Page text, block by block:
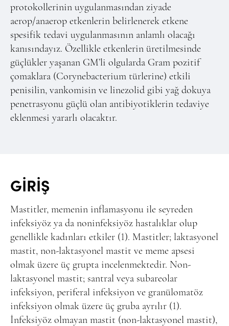
protokollerinin uygulanmasından ziyade
aerop/anaerop etkenlerin belirlenerek etkene
spesifik tedavi uygulanmasının anlamlı olacağı
kanısındayız. Özellikle etkenlerin üretilmesinde
güçlükler yaşanan GM’li olgularda Gram pozitif
çomaklara (Corynebacterium türlerine) etkili
penisilin, vankomisin ve linezolid gibi yağ dokuya
penetrasyonu güçlü olan antibiyotiklerin tedaviye
eklenmesi yararlı olacaktır.
GİRİŞ
Mastitler, memenin inflamasyonu ile seyreden
infeksiyöz ya da noninfeksiyöz hastalıklar olup
genellikle kadınları etkiler (1). Mastitler; laktasyonel
mastit, non-laktasyonel mastit ve meme apsesi
olmak üzere üç grupta incelenmektedir. Non-
laktasyonel mastit; santral veya subareolar
infeksiyon, periferal infeksiyon ve granülomatöz
infeksiyon olmak üzere üç gruba ayrılır (1).
İnfeksiyöz olmayan mastit (non-laktasyonel mastit),